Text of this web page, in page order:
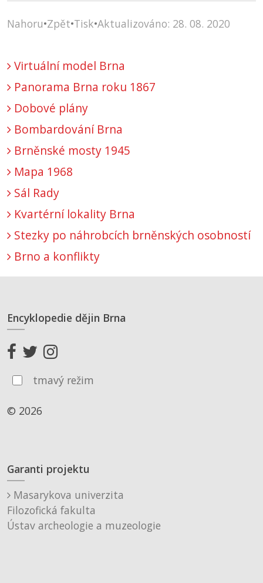
Nahoru•Zpět•Tisk•Aktualizováno: 28. 08. 2020
Virtuální model Brna
Panorama Brna roku 1867
Dobové plány
Bombardování Brna
Brněnské mosty 1945
Mapa 1968
Sál Rady
Kvartérní lokality Brna
Stezky po náhrobcích brněnských osobností
Brno a konflikty
Encyklopedie dějin Brna
tmavý režim
© 2026
Garanti projektu
Masarykova univerzita
Filozofická fakulta
Ústav archeologie a muzeologie